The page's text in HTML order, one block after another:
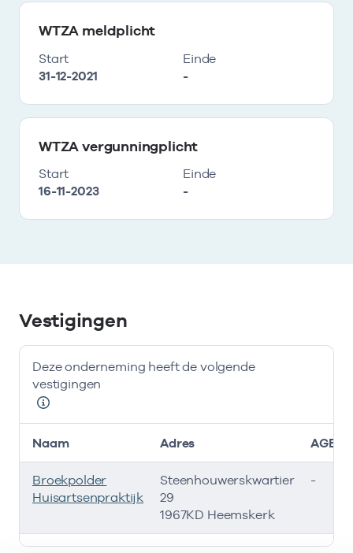
WTZA meldplicht
Start
31-12-2021
Einde
-
WTZA vergunningplicht
Start
16-11-2023
Einde
-
Vestigingen
Deze onderneming heeft de volgende
vestigingen
Deze onderneming heeft de volgende vestigingen
Naam Adres AGB-
Broekpolder
Huisartsenpraktijk
Steenhouwerskwartier
29
1967KD Heemskerk
-